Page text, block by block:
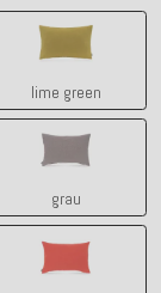
lime green
lime green
grau
grau
orange